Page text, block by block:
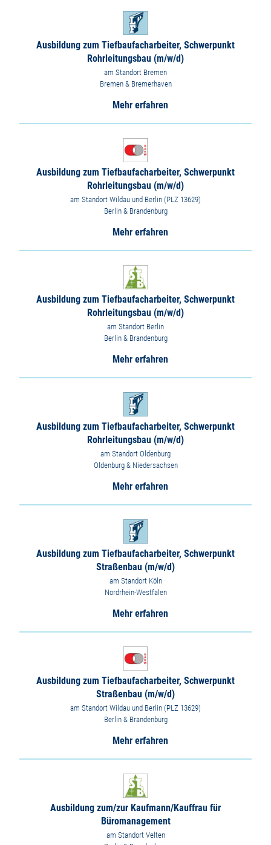
Ausbildung zum Tiefbaufacharbeiter, Schwerpunkt
Rohrleitungsbau (m/w/d)
am Standort Bremen
Bremen & Bremerhaven
Mehr erfahren
Ausbildung zum Tiefbaufacharbeiter, Schwerpunkt
Rohrleitungsbau (m/w/d)
am Standort Wildau und Berlin (PLZ 13629)
Berlin & Brandenburg
Mehr erfahren
Ausbildung zum Tiefbaufacharbeiter, Schwerpunkt
Rohrleitungsbau (m/w/d)
am Standort Berlin
Berlin & Brandenburg
Mehr erfahren
Ausbildung zum Tiefbaufacharbeiter, Schwerpunkt
Rohrleitungsbau (m/w/d)
am Standort Oldenburg
Oldenburg & Niedersachsen
Mehr erfahren
Ausbildung zum Tiefbaufacharbeiter, Schwerpunkt
Straßenbau (m/w/d)
am Standort Köln
Nordrhein-Westfalen
Mehr erfahren
Ausbildung zum Tiefbaufacharbeiter, Schwerpunkt
Straßenbau (m/w/d)
am Standort Wildau und Berlin (PLZ 13629)
Berlin & Brandenburg
Mehr erfahren
Ausbildung zum/zur Kaufmann/Kauffrau für
Büromanagement
am Standort Velten